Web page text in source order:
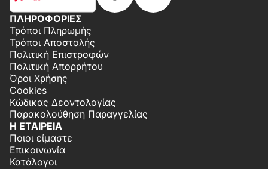
ΠΛΗΡΟΦΟΡΙΕΣ
Τρόποι Πληρωμής
Τρόποι Αποστολής
Πολιτική Επιστροφών
Πολιτική Απορρήτου
Όροι Χρήσης
Cookies
Κώδικας Δεοντολογίας
Παρακολούθηση Παραγγελίας
Η ΕΤΑΙΡΕΙΑ
Ποιοι είμαστε
Επικοινωνία
Κατάλογοι